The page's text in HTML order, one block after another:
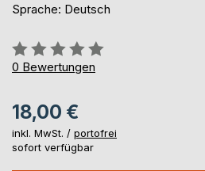
Sprache: Deutsch
Bewertung::
0%
0 Bewertungen
18,00 €
inkl. MwSt. / portofrei
sofort verfügbar